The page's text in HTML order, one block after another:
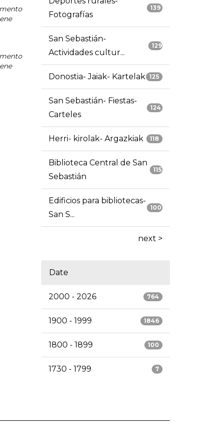
139
Fotografías
129
San Sebastián-
Actividades cultur...
125
Donostia- Jaiak- Kartelak
124
San Sebastián- Fiestas-
Carteles
118
Herri- kirolak- Argazkiak
115
Biblioteca Central de San
Sebastián
100
Edificios para bibliotecas-
San S...
next >
Date
764
2000 - 2026
1846
1900 - 1999
100
1800 - 1899
7
1730 - 1799